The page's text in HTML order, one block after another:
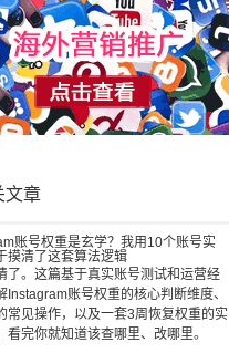
文章
账号权重是玄学？我用10个账号实
摸清了这套算法逻辑
了。这篇基于真实账号测试和运营经
Instagram账号权重的核心判断维度、
常见操作，以及一套3周恢复权重的实
看完你就知道该查哪里、改哪里。